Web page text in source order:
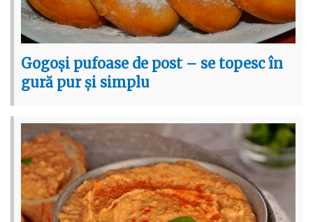
Gogoși pufoase de post – se topesc în
gură pur și simplu